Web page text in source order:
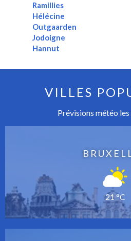
Ramillies
Hélécine
Outgaarden
Jodoigne
Hannut
VILLES
Prévisions météo
21 °C